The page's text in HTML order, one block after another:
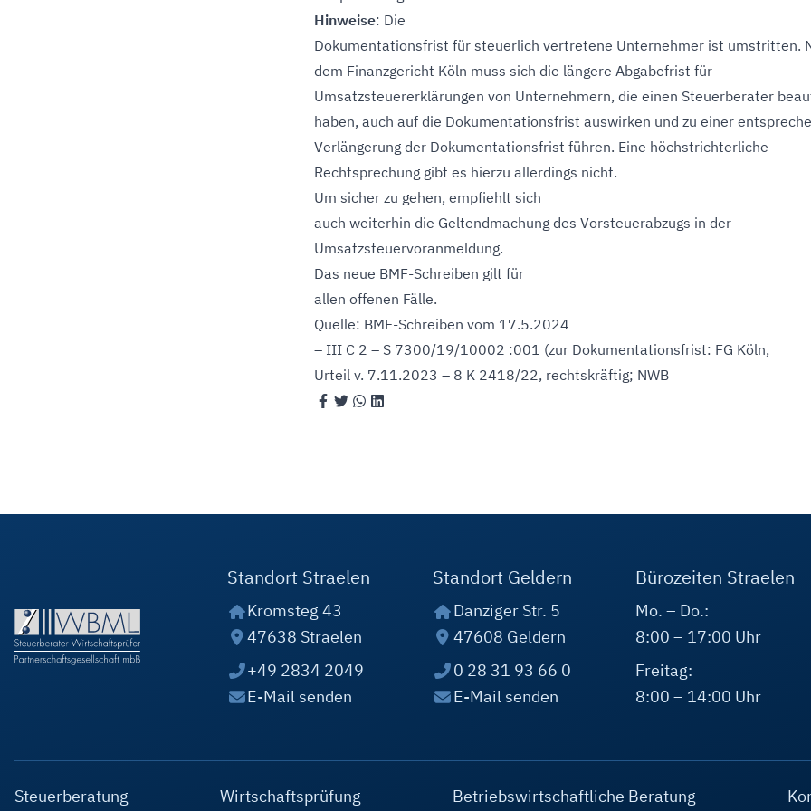
Hinweise: Die
Dokumentationsfrist für steuerlich vertretene Unternehmer ist umstritten.
dem Finanzgericht Köln muss sich die längere Abgabefrist für
Umsatzsteuererklärungen von Unternehmern, die einen Steuerberater
haben, auch auf die Dokumentationsfrist auswirken und zu einer
Verlängerung der Dokumentationsfrist führen. Eine höchstrichterliche
Rechtsprechung gibt es hierzu allerdings nicht.
Um sicher zu gehen, empfiehlt sich
auch weiterhin die Geltendmachung des Vorsteuerabzugs in der
Umsatzsteuervoranmeldung.
Das neue BMF-Schreiben gilt für
allen offenen Fälle.
Quelle: BMF-Schreiben vom 17.5.2024
– III C 2 – S 7300/19/10002 :001 (zur Dokumentationsfrist: FG Köln,
Urteil v. 7.11.2023 – 8 K 2418/22, rechtskräftig; NWB
Standort Straelen
Kromsteg 43
47638 Straelen
+49 2834 2049
E-Mail senden
Standort Geldern
Danziger Str. 5
47608 Geldern
0 28 31 93 66 0
E-Mail senden
Bürozeiten Straelen
Mo. – Do.:
8:00 – 17:00 Uhr
Freitag:
8:00 – 14:00 Uhr
Steuerberatung Wirtschaftsprüfung Betriebswirtschaftliche Beratung